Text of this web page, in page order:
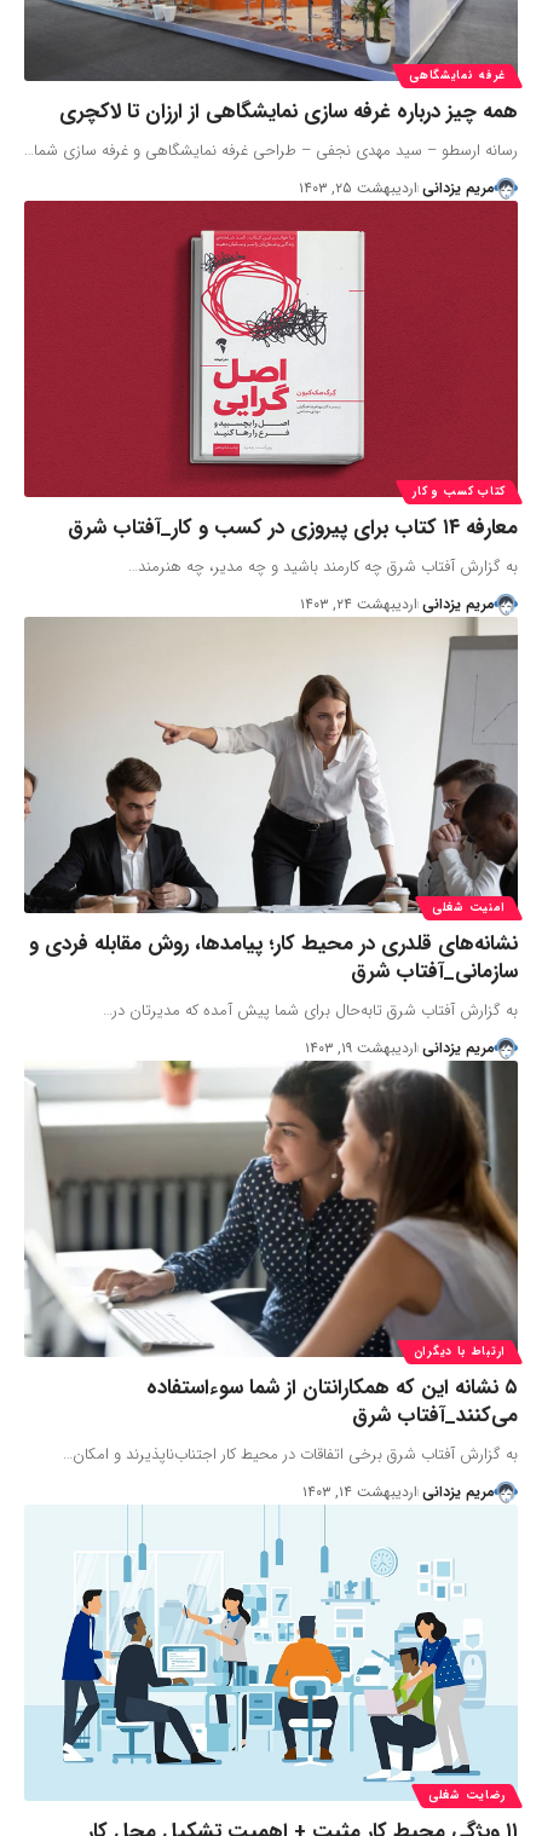
غرفه نمایشگاهی
همه چیز درباره غرفه سازی نمایشگاهی از ارزان تا لاکچری
رسانه ارسطو – سید مهدی نجفی – طراحی غرفه نمایشگاهی و غرفه سازی شما…
مریم یزدانی اردیبهشت ۲۵, ۱۴۰۳
کتاب کسب و کار
معارفه ۱۴ کتاب برای پیروزی در کسب و کار_آفتاب شرق
به گزارش آفتاب شرق چه کارمند باشید و چه مدیر، چه هنرمند…
مریم یزدانی اردیبهشت ۲۴, ۱۴۰۳
امنیت شغلی
نشانه‌های قلدری در محیط کار؛ پیامدها، روش مقابله فردی و
سازمانی_آفتاب شرق
به گزارش آفتاب شرق تابه‌حال برای شما پیش آمده که مدیرتان در…
مریم یزدانی اردیبهشت ۱۹, ۱۴۰۳
ارتباط با دیگران
۵ نشانه این که همکارانتان از شما سوءاستفاده
می‌کنند_آفتاب شرق
به گزارش آفتاب شرق برخی اتفاقات در محیط کار اجتناب‌ناپذیرند و امکان…
مریم یزدانی اردیبهشت ۱۴, ۱۴۰۳
رضایت شغلی